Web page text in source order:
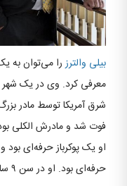
بیلی والترز را می‌توان به
معرفی کرد. وی در یک شهر
فوت شد و مادرش الکلی
او یک پوکرباز حرفه‌ای بود
حرفه‌ای بود. او در سن ۹ سالگی برای اولین بار شرط بندی کرد.